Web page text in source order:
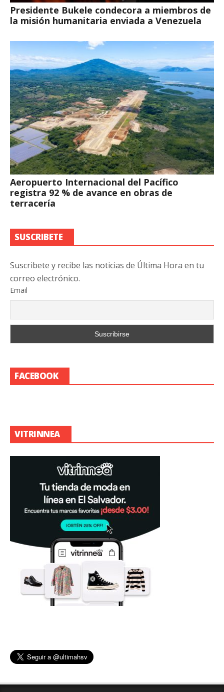
Presidente Bukele condecora a miembros de
la misión humanitaria enviada a Venezuela
Aeropuerto Internacional del Pacífico
registra 92 % de avance en obras de
terracería
SUSCRIBETE
Suscribete y recibe las noticias de Última Hora en tu
correo electrónico.
Email
FACEBOOK
VITRINNEA